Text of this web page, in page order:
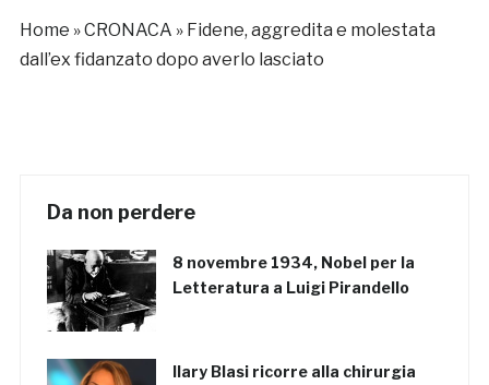
Home »CRONACA » Fidene, aggredita e molestata
dall’ex fidanzato dopo averlo lasciato
Da non perdere
8 novembre 1934, Nobel per la
Letteratura a Luigi Pirandello
Ilary Blasi ricorre alla chirurgia